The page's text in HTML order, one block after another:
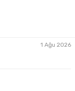
1 Ağu 2026